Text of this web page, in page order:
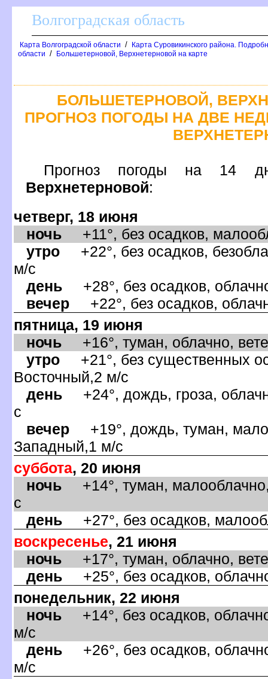
олгоградская область
Карта Волгоградской области /
Карта Суровикинского района.
области / Большетерновой, Верхнетерновой на карте
БОЛЬШЕТЕРНОВОЙ,
ПРОГНОЗ ПОГОДЫ НА ДВЕ
Прогноз погоды на
ерхнетерновой:
четверг, 18 июня
ночь +11°, без осадков,
утро +22°, без осадков,
м/с
день +28°, без осадков,
ечер +22°, без осадков,
пятница, 19 июня
ночь +16°, туман, облачно,
утро +21°, без существенных
осточный,2 м/с
день +24°, дождь, гроза,
с
ечер +19°, дождь, туман,
Западный,1 м/с
суббота, 20 июня
ночь +14°, туман,
с
день +27°, без осадков,
оскресенье, 21 июня
ночь +17°, туман, облачно,
день +25°, без осадков,
понедельник, 22 июня
ночь +14°, без осадков,
м/с
день +26°, без осадков,
м/с